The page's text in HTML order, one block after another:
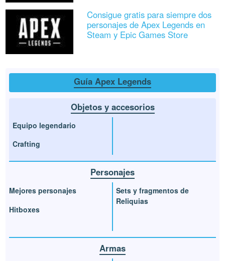
Consigue gratis para siempre dos
personajes de Apex Legends en
Steam y Epic Games Store
Guía Apex Legends
Objetos y accesorios
Equipo legendario
Crafting
Personajes
Mejores personajes
Hitboxes
Sets y fragmentos de
Reliquias
Armas